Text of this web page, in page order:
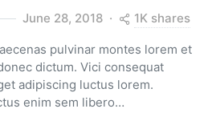
June 28, 2018 1K shares
pulvinar montes lorem et
dictum. Vici consequat
adipiscing luctus lorem.
enim sem libero…